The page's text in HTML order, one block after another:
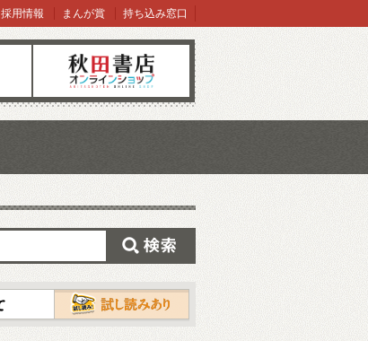
オンラインショップ
採用情報 まんが賞 持ち込み窓口